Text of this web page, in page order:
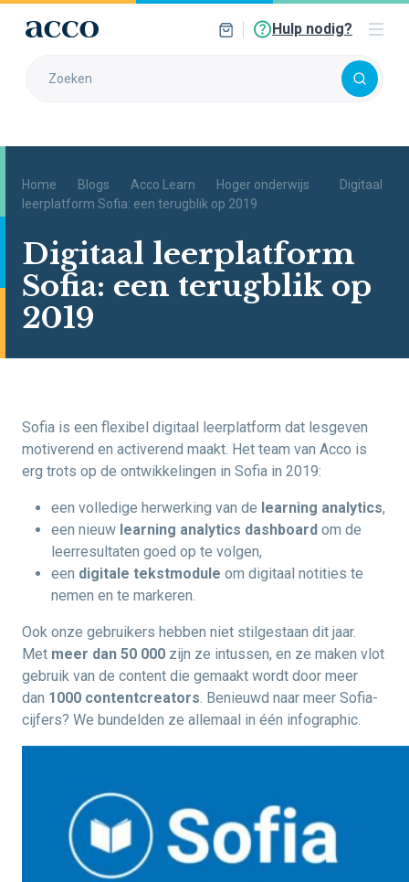
Hulp nodig?
Home Blogs Acco Learn Hoger onderwijs
Digitaal
leerplatform Sofia: een terugblik op 2019
Digitaal leerplatform
Sofia: een terugblik op
2019
Sofia is een flexibel digitaal leerplatform dat lesgeven
motiverend en activerend maakt. Het team van Acco is
erg trots op de ontwikkelingen in Sofia in 2019:
een volledige herwerking van de learning analytics,
een nieuw learning analytics dashboard om de
leerresultaten goed op te volgen,
een digitale tekstmodule om digitaal notities te
nemen en te markeren.
Ook onze gebruikers hebben niet stilgestaan dit jaar.
Met meer dan 50 000 zijn ze intussen, en ze maken vlot
gebruik van de content die gemaakt wordt door meer
dan 1000 contentcreators. Benieuwd naar meer Sofia-
cijfers? We bundelden ze allemaal in één infographic.